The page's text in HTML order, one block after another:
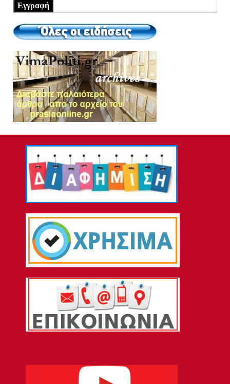
Εγγραφή